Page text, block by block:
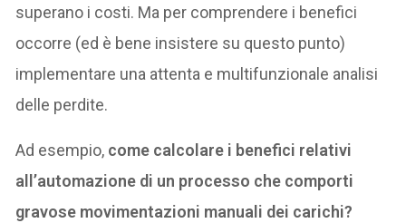
superano i costi. Ma per comprendere i benefici
occorre (ed è bene insistere su questo punto)
implementare una attenta e multifunzionale analisi
delle perdite.
Ad esempio, come calcolare i benefici relativi
all’automazione di un processo che comporti
gravose movimentazioni manuali dei carichi?